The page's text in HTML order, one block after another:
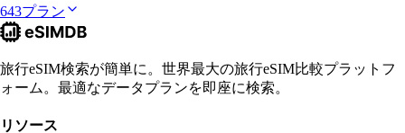
643プラン
旅行eSIM検索が簡単に。世界最大の旅行eSIM比較プラットフ
ォーム。最適なデータプランを即座に検索。
リソース